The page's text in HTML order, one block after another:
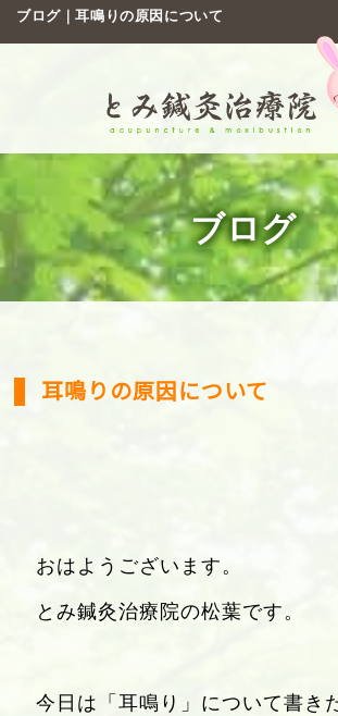
ブログ｜耳鳴りの原因について
ブログ
耳鳴りの原因について
おはようございます。
とみ鍼灸治療院の松葉です。
今日は「耳鳴り」について書き